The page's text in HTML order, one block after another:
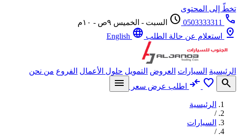
تخطّ إلى المحتوى
call
0503333311
schedule السبت - الخميس ٩ص - ١٠م
pin_drop استعلام عن حالة الطلب language
الرئيسية السيارات العروض التمويل حلول الأعمال الفروع من نحن
search
favorite
compare_arrows اطلب عرض سعر menu
الرئيسية
/
السيارات
/